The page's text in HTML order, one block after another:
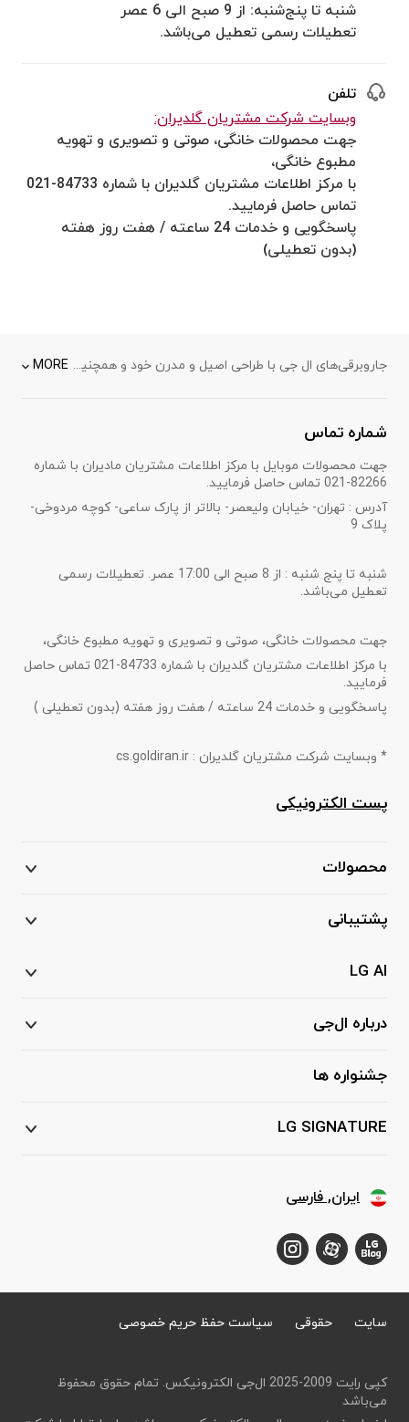
شنبه تا پنج‌شنبه: از 9 صبح الی 6 عصر
تعطیلات رسمی تعطیل می‌باشد.
تلفن
وبسایت شرکت مشتریان گلدیران:
جهت محصولات خانگی، صوتی و تصویری و تهویه
مطبوع خانگی،
با مرکز اطلاعات مشتریان گلدیران با شماره 84733-021
تماس حاصل فرمایید.
پاسخگویی و خدمات 24 ساعته / هفت روز هفته
(بدون تعطیلی)
جاروبرقی‌های ال جی با طراحی اصیل و مدرن خود و همچنین موتورهای پر قدرت که مکش فوق‌العاده‌ای را تظمین می‌کنند شما را به خوبی در تمیز نگاه داشتن خانه خود یاری خواهند کرد. فرقی ندارد اگر که انتخاب شما یک جاروبرقی پاکتی باشد یا یک مدل بدون پاکت، طراحی خلاقانه جاروبرقی‌های ال جی، آنها را به نمونه‌ای قدرتمند و در عین حال با کاربری آسان تبدیل کرده است و این امکان را به شما می‌دهند تا سطوح متفاوت را تمیز کنید و آسان‌تر از همیشه محفظه‌ی آن را تخلیه کنید MORE
شماره تماس
جهت محصولات موبایل با مرکز اطلاعات مشتریان مادیران با شماره
82266-021 تماس حاصل فرمایید.
آدرس : تهران- خیابان ولیعصر- بالاتر از پارک ساعی- کوچه مردوخی-
پلاک 9
شنبه تا پنج شنبه : از 8 صبح الی 17:00 عصر. تعطیلات رسمی
تعطیل می‌باشد.
جهت محصولات خانگی، صوتی و تصویری و تهویه مطبوع خانگی،
با مرکز اطلاعات مشتریان گلدیران با شماره 84733-021 تماس حاصل
فرمایید.
پاسخگویی و خدمات 24 ساعته / هفت روز هفته (بدون تعطیلی )
* وبسایت شرکت مشتریان گلدیران : cs.goldiran.ir
پست الکترونیکی
محصولات
پشتیبانی
LG AI
درباره ال‌جی
جشنواره ها
LG SIGNATURE
ایران, فارسی
سایت حقوقی سیاست حفظ حریم خصوصی
کپی رایت 2009-2025 ال‌جی الکترونیکس. تمام حقوق محفوظ
می‌باشد